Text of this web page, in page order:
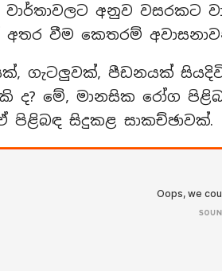
අනුව වසරකට
අතර වීම කෙතරම්
ගැටලුවක්, පීඩනයක්
ද? මේ, මානසික රෝග
පිළිබඳ සිදුකළ සාකච්ඡාවක්.